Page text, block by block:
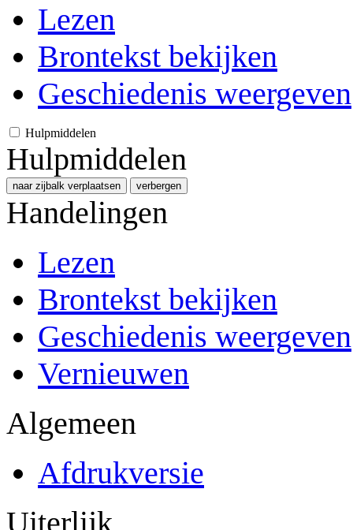
Lezen
Brontekst bekijken
Geschiedenis weergeven
Hulpmiddelen
Hulpmiddelen
naar zijbalk verplaatsen verbergen
Handelingen
Lezen
Brontekst bekijken
Geschiedenis weergeven
Vernieuwen
Algemeen
Afdrukversie
Uiterlijk